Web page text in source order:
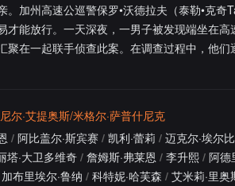
加州高速公巡警保罗•沃德拉夫（泰勒•克奇
能放行。一天深夜，一男子被发现端坐在高
在一起联手侦查此案。在调查过程中，他们
尔·艾提奥斯/米格尔·萨普什尼克
/ 阿比盖尔·斯宾赛 / 凯利·蕾莉 / 迈克尔·埃尔比
塔·大卫多维奇/ 詹姆斯·弗莱恩 / 李升熙 / 阿德
加布里埃尔·鲁纳 / 科特妮·哈芙森 / 艾米莉·里奥